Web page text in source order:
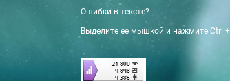
Ошибки в тексте?
Выделите ее мышкой и нажмите Ctrl